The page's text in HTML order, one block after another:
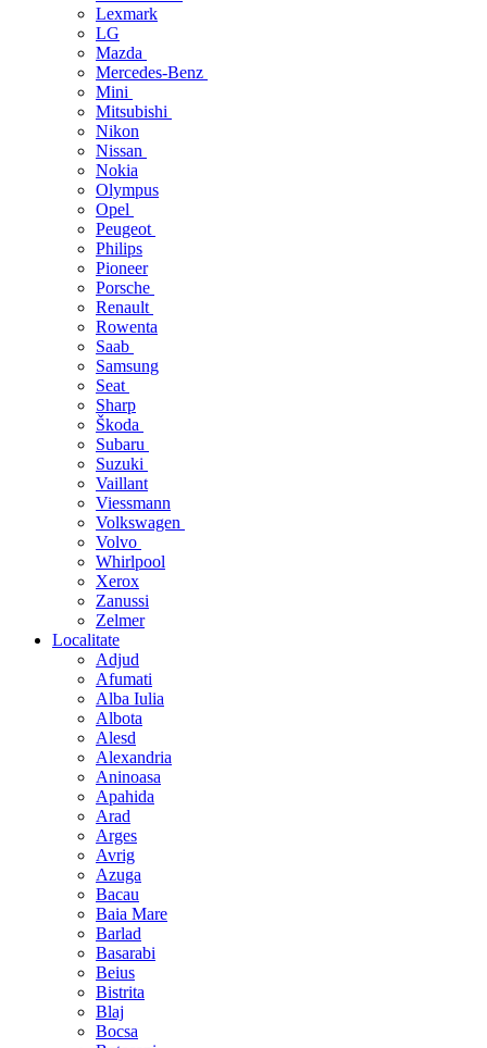
Lexmark
LG
Mazda
Mercedes-Benz
Mini
Mitsubishi
Nikon
Nissan
Nokia
Olympus
Opel
Peugeot
Philips
Pioneer
Porsche
Renault
Rowenta
Saab
Samsung
Seat
Sharp
Škoda
Subaru
Suzuki
Vaillant
Viessmann
Volkswagen
Volvo
Whirlpool
Xerox
Zanussi
Zelmer
Localitate
Adjud
Afumati
Alba Iulia
Albota
Alesd
Alexandria
Aninoasa
Apahida
Arad
Arges
Avrig
Azuga
Bacau
Baia Mare
Barlad
Basarabi
Beius
Bistrita
Blaj
Bocsa